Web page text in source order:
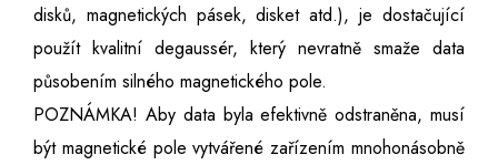
disků, magnetických pásek, disket atd.), je dostačující
použít kvalitní degaussér, který nevratně smaže data
působením silného magnetického pole.
POZNÁMKA! Aby data byla efektivně odstraněna, musí
být magnetické pole vytvářené zařízením mnohonásobně